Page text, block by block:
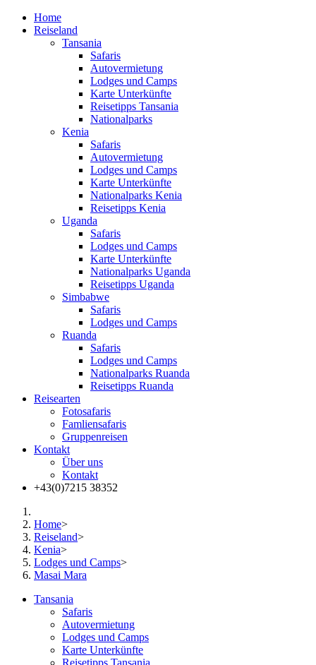
Home
Reiseland
Tansania
Safaris
Autovermietung
Lodges und Camps
Karte Unterkünfte
Reisetipps Tansania
Nationalparks
Kenia
Safaris
Autovermietung
Lodges und Camps
Karte Unterkünfte
Nationalparks Kenia
Reisetipps Kenia
Uganda
Safaris
Lodges und Camps
Karte Unterkünfte
Nationalparks Uganda
Reisetipps Uganda
Simbabwe
Safaris
Lodges und Camps
Ruanda
Safaris
Lodges und Camps
Nationalparks Ruanda
Reisetipps Ruanda
Reisearten
Fotosafaris
Famliensafaris
Gruppenreisen
Kontakt
Über uns
Kontakt
+43(0)7215 38352
Home>
Reiseland>
Kenia>
Lodges und Camps>
Masai Mara
Tansania
Safaris
Autovermietung
Lodges und Camps
Karte Unterkünfte
Reisetipps Tansania